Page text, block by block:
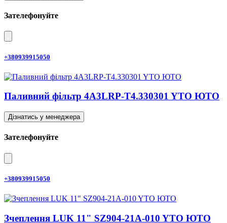
Зателефонуйте
+380939915050
Паливний фільтр 4A3LRP-T4.330301 YTO ЮТО
Дізнатись у менеджера
Зателефонуйте
+380939915050
Зчеплення LUK 11" SZ904-21A-010 YTO ЮТО